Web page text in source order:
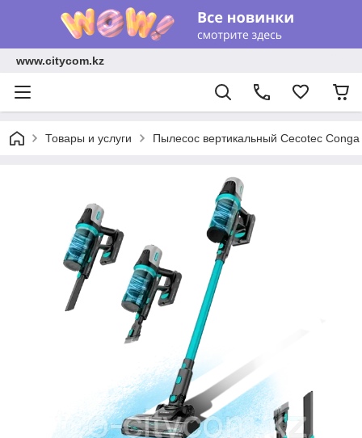
www.citycom.kz
Товары и услуги Пылесос вертикальный Cecotec